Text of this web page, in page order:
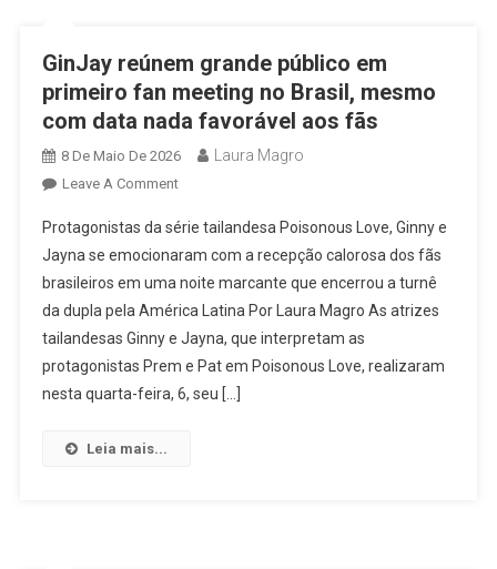
GinJay reúnem grande público em
primeiro fan meeting no Brasil, mesmo
com data nada favorável aos fãs
8 De Maio De 2026 Laura Magro
Leave A CommentOn
Reúnem
Grande
Público
Em
Primeiro
Fan
Meeting
Protagonistas da série tailandesa Poisonous Love, Ginny e
Jayna se emocionaram com a recepção calorosa dos fãs
brasileiros em uma noite marcante que encerrou a turnê
da dupla pela América Latina Por Laura Magro As atrizes
tailandesas Ginny e Jayna, que interpretam as
protagonistas Prem e Pat em Poisonous Love, realizaram
nesta quarta-feira, 6, seu […]
Leia mais...